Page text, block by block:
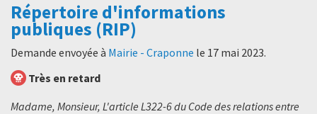
Répertoire d'informations
publiques (RIP)
Demande envoyée à Mairie - Craponne le 17 mai 2023.
Très en retard
Madame, Monsieur, L'article L322-6 du Code des relations entre